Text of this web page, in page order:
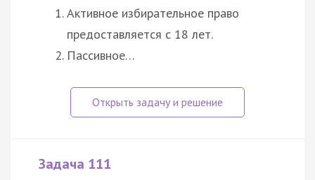
Активное избирательное право
предоставляется с 18 лет.
Пассивное…
Задача 111